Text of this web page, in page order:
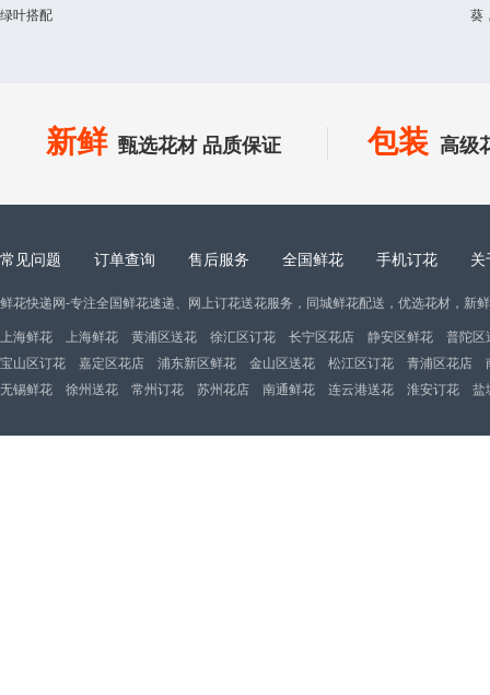
新鲜 甄选花材 品质保证 包装 高级
常见问题 订单查询 售后服务 全国鲜花 手机订花 关
鲜花快递网-专注全国鲜花速递、网上订花送花服务，同城鲜花配送，优选花材，新
上海鲜花 上海鲜花 黄浦区送花 徐汇区订花 长宁区花店 静安区鲜花
普陀区
宝山区订花
嘉定区花店 浦东新区鲜花 金山区送花 松江区订花 青浦区花店
无锡鲜花
徐州送花 常州订花 苏州花店 南通鲜花 连云港送花 淮安订花 盐